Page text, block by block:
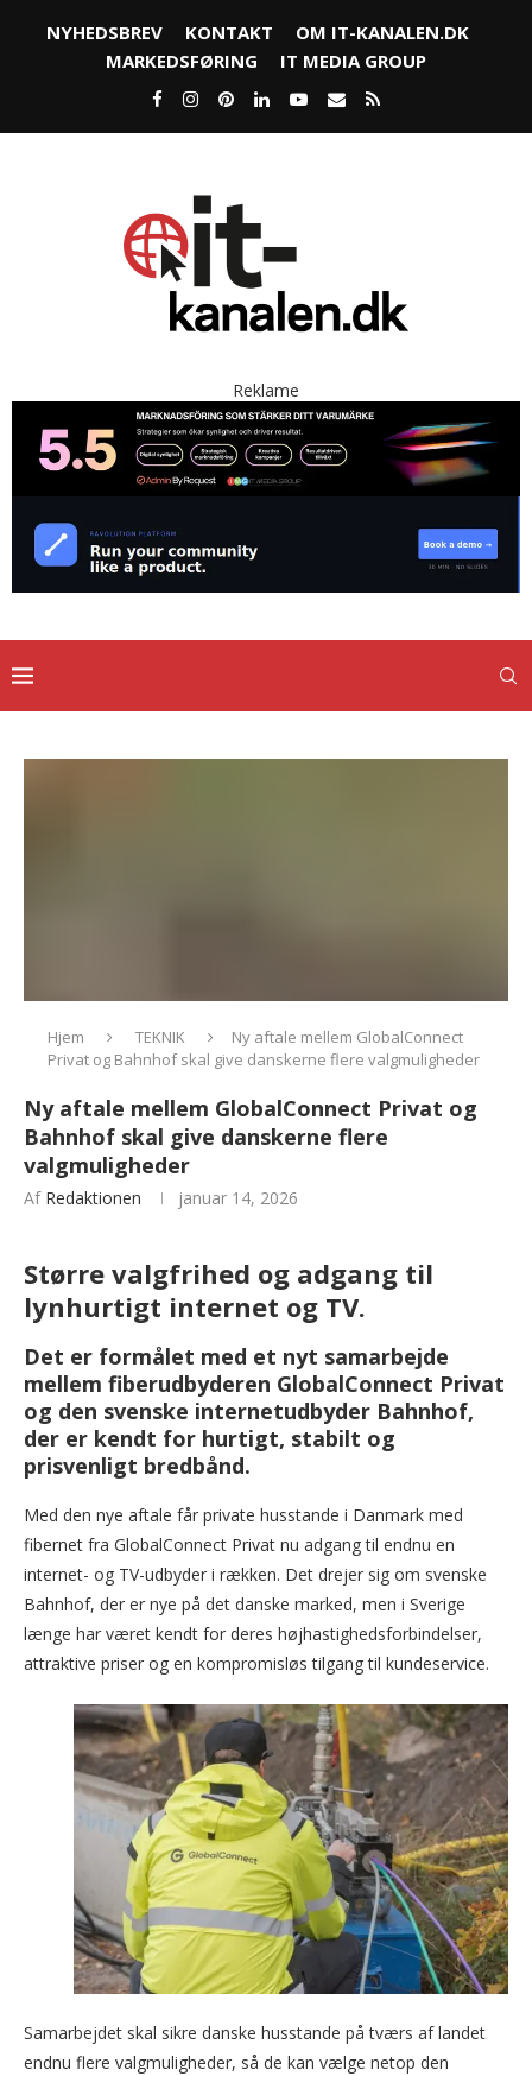
NYHEDSBREV KONTAKT
OM IT-KANALEN.DK
MARKEDSFØRING
IT MEDIA GROUP
Reklame
Hjem TEKNIK
Ny aftale mellem GlobalConnect
Privat og Bahnhof skal give danskerne flere valgmuligheder
Ny aftale mellem GlobalConnect Privat og
Bahnhof skal give danskerne flere
valgmuligheder
Af Redaktionen januar 14, 2026
Større valgfrihed og adgang til
lynhurtigt internet og TV.
Det er formålet med et nyt samarbejde
mellem fiberudbyderen GlobalConnect Privat
og den svenske internetudbyder Bahnhof,
der er kendt for hurtigt, stabilt og
prisvenligt bredbånd.
Med den nye aftale får private husstande i Danmark med
fibernet fra GlobalConnect Privat nu adgang til endnu en
internet- og TV-udbyder i rækken. Det drejer sig om svenske
Bahnhof, der er nye på det danske marked, men i Sverige
længe har været kendt for deres højhastighedsforbindelser,
attraktive priser og en kompromisløs tilgang til kundeservice.
Samarbejdet skal sikre danske husstande på tværs af landet
endnu flere valgmuligheder, så de kan vælge netop den